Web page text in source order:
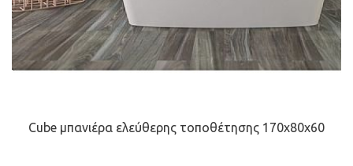
Cube μπανιέρα ελεύθερης τοποθέτησης 170x80x60